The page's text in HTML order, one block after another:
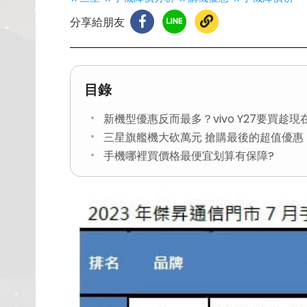
分享給朋友
目錄
新機型優惠反而最多？vivo Y27要買趁現
三星旗艦機大砍萬元 搶購最後的超值優惠
手機哪裡買價格最便宜划算有保障?